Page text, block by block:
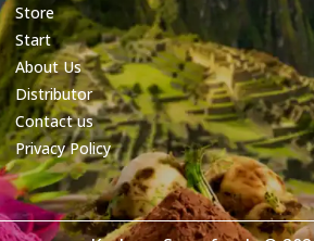
Store
Start
About Us
Distributor
Contact us
Privacy Policy